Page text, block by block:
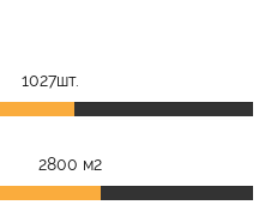
1027шт.
2800 м2